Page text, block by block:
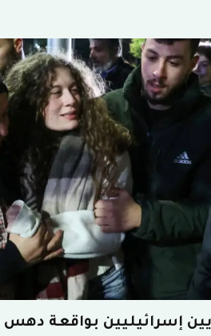
إسرائيليين بواقعة دهس